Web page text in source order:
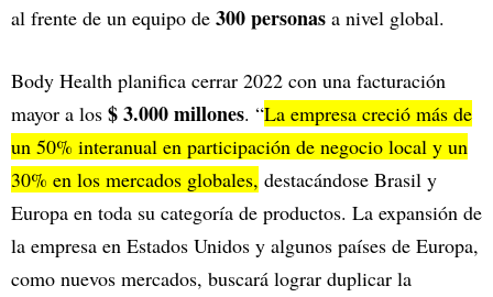
al frente de un equipo de 300 personas a nivel global.
Body Health planifica cerrar 2022 con una facturación
mayor a los $ 3.000 millones. “La empresa creció más de
un 50% interanual en participación de negocio local y un
30% en los mercados globales, destacándose Brasil y
Europa en toda su categoría de productos. La expansión de
la empresa en Estados Unidos y algunos países de Europa,
como nuevos mercados, buscará lograr duplicar la